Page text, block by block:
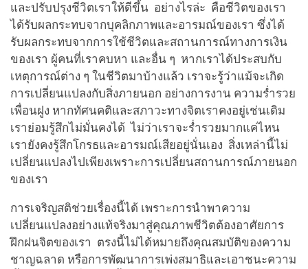
และปรับปรุงชีวิตเราให้ดีขึ้น อย่างไรล่ะ คือชีวิตของเรา
ได้รับผลกระทบจากบุคลิกภาพและอารมณ์ของเรา ซึ่งได้
รับผลกระทบจากการใช้ชีวิตและสถานการณ์ทางการเงิน
ของเรา ผู้คนที่เราคบหา และอื่น ๆ หากเราได้ประสบกับ
เหตุการณ์ต่าง ๆ ในชีวิตมาบ้างแล้ว เราจะรู้ว่าแม้จะเกิด
การเปลี่ยนแปลงกับสิ่งภายนอก อย่างการงาน ความร่ำรวย
เพื่อนฝูง หากทัศนคติและสภาวะทางจิตเราคงอยู่เช่นเดิม
เราย่อมรู้สึกไม่มั่นคงได้ ไม่ว่าเราจะร่ำรวยมากแค่ไหน
เรายังคงรู้สึกโกรธและอารมณ์เสียอยู่นั่นเอง สิ่งเหล่านี้ไม่
เปลี่ยนแปลงไปเพียงเพราะการเปลี่ยนสถานการณ์ภายนอก
ของเรา
การเจริญสติช่วยเรื่องนี้ได้ เพราะการนำพาความ
เปลี่ยนแปลงอย่างแท้จริงมาสู่คุณภาพชีวิตต้องอาศัยการ
ฝึกฝนจิตของเรา ตรงนี้ไม่ได้หมายถึงคุณสมบัติของความ
ชาญฉลาด หรือการพัฒนาการเพ่งสมาธิและเอาชนะความ